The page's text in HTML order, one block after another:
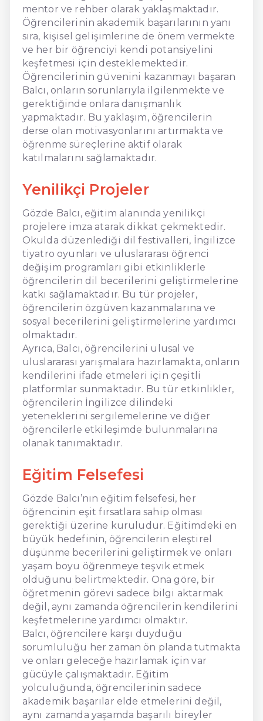
mentor ve rehber olarak yaklaşmaktadır.
Öğrencilerinin akademik başarılarının yanı
sıra, kişisel gelişimlerine de önem vermekte
ve her bir öğrenciyi kendi potansiyelini
keşfetmesi için desteklemektedir.
Öğrencilerinin güvenini kazanmayı başaran
Balcı, onların sorunlarıyla ilgilenmekte ve
gerektiğinde onlara danışmanlık
yapmaktadır. Bu yaklaşım, öğrencilerin
derse olan motivasyonlarını artırmakta ve
öğrenme süreçlerine aktif olarak
katılmalarını sağlamaktadır.
Yenilikçi Projeler
Gözde Balcı, eğitim alanında yenilikçi
projelere imza atarak dikkat çekmektedir.
Okulda düzenlediği dil festivalleri, İngilizce
tiyatro oyunları ve uluslararası öğrenci
değişim programları gibi etkinliklerle
öğrencilerin dil becerilerini geliştirmelerine
katkı sağlamaktadır. Bu tür projeler,
öğrencilerin özgüven kazanmalarına ve
sosyal becerilerini geliştirmelerine yardımcı
olmaktadır.
Ayrıca, Balcı, öğrencilerini ulusal ve
uluslararası yarışmalara hazırlamakta, onların
kendilerini ifade etmeleri için çeşitli
platformlar sunmaktadır. Bu tür etkinlikler,
öğrencilerin İngilizce dilindeki
yeteneklerini sergilemelerine ve diğer
öğrencilerle etkileşimde bulunmalarına
olanak tanımaktadır.
Eğitim Felsefesi
Gözde Balcı’nın eğitim felsefesi, her
öğrencinin eşit fırsatlara sahip olması
gerektiği üzerine kuruludur. Eğitimdeki en
büyük hedefinin, öğrencilerin eleştirel
düşünme becerilerini geliştirmek ve onları
yaşam boyu öğrenmeye teşvik etmek
olduğunu belirtmektedir. Ona göre, bir
öğretmenin görevi sadece bilgi aktarmak
değil, aynı zamanda öğrencilerin kendilerini
keşfetmelerine yardımcı olmaktır.
Balcı, öğrencilere karşı duyduğu
sorumluluğu her zaman ön planda tutmakta
ve onları geleceğe hazırlamak için var
gücüyle çalışmaktadır. Eğitim
yolculuğunda, öğrencilerinin sadece
akademik başarılar elde etmelerini değil,
aynı zamanda yaşamda başarılı bireyler